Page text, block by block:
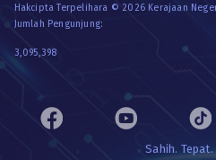
Hakcipta Terpelihara © 2026 Kerajaan
Jumlah Pengunjung:
3,095,398
Sahih.